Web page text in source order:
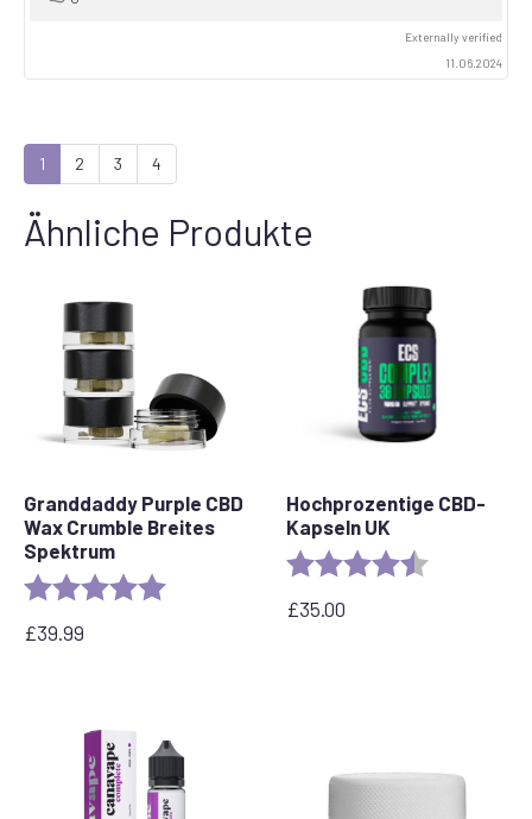
Externally verified
11.06.2024
1 2 3 4
Ähnliche Produkte
Granddaddy Purple CBD
Wax Crumble Breites
Spektrum
Rating: 5.0 out of 5 stars
£39.99
Hochprozentige CBD-
Kapseln UK
Rating: 4.8 out of 5
£35.00